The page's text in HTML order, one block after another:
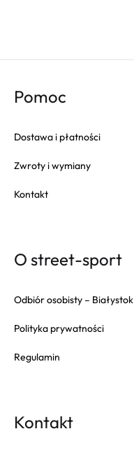
Pomoc
Dostawa i płatności
Zwroty i wymiany
Kontakt
O street-sport
Odbiór osobisty – Białystok
Polityka prywatności
Regulamin
Kontakt